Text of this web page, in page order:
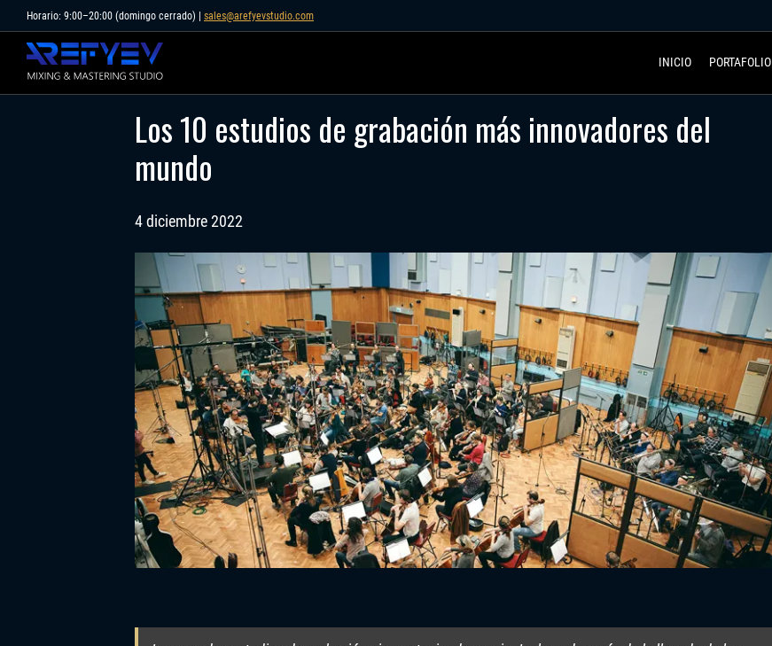
to
content
Horario: 9:00–20:00 (domingo cerrado) | sales@arefyevstudio.com
INICIO PORTAFOLIO
Los 10 estudios de grabación más innovadores del
mundo
4 diciembre 2022